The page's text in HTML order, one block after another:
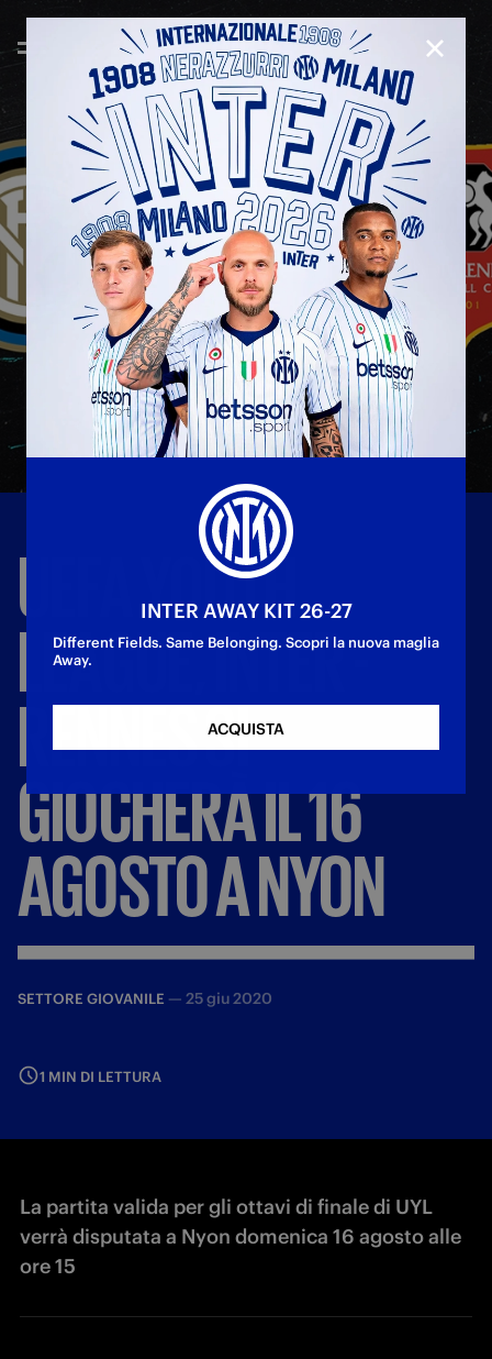
UEFA
YOUTH
LEAGUE,INTER-
RENNESSI
GIOCHERÀIL16
AGOSTOANYON
SETTORE GIOVANILE — 25 giu 2020
1 MIN DI LETTURA
La partita valida per gli ottavi di finale di UYL
verrà disputata a Nyon domenica 16 agosto alle
ore 15
INTER AWAY KIT 26-27
Different Fields. Same Belonging. Scopri la nuova maglia
Away.
ACQUISTA